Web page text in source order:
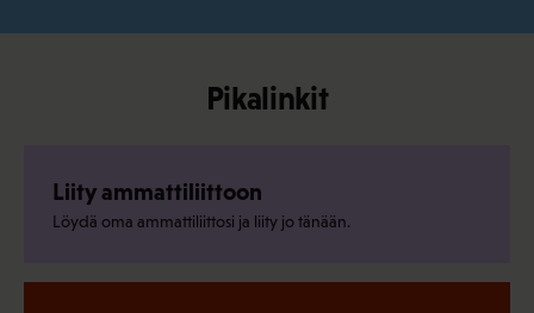
Pikalinkit
Liity ammattiliittoon
Löydä oma ammattiliittosi ja liity jo tänään.